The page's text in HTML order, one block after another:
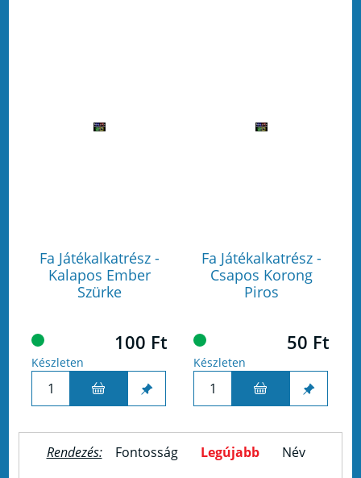
Fa Játékalkatrész -
Kalapos Ember
Szürke
100 Ft
Készleten
Fa Játékalkatrész -
Csapos Korong
Piros
50 Ft
Készleten
Rendezés: Fontosság Legújabb Név